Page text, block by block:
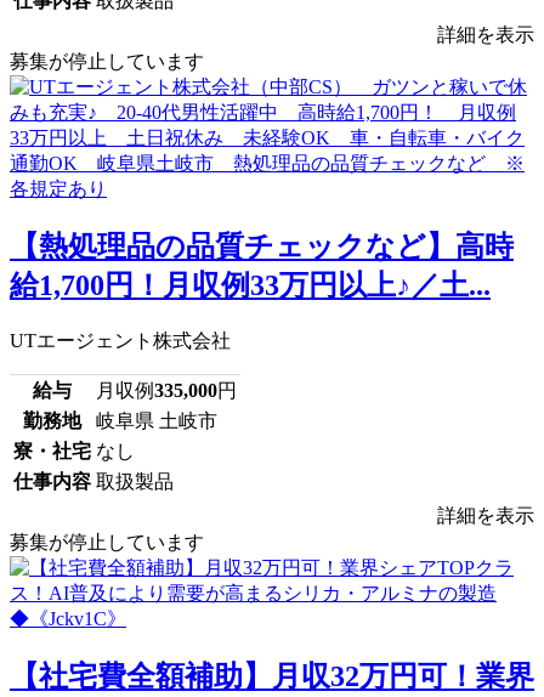
詳細を表示
募集が停止しています
【熱処理品の品質チェックなど】高時
給1,700円！月収例33万円以上♪／土...
UTエージェント株式会社
給与 月収例335,000円
勤務地
岐阜県 土岐市
寮・社宅 なし
仕事内容 取扱製品
詳細を表示
募集が停止しています
【社宅費全額補助】月収32万円可！業界